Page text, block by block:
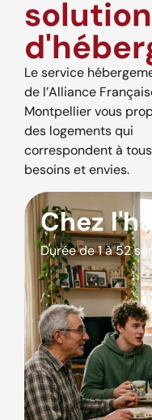
Le service
de l’Alliance
Montpellier vous
des logements qui
correspondent à
besoins et envies.
Chez
Durée de 1 à 52